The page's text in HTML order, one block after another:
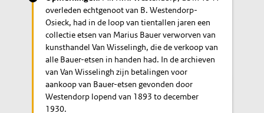
overleden echtgenoot van B. Westendorp-
Osieck, had in de loop van tientallen jaren een
collectie etsen van Marius Bauer verworven van
kunsthandel Van Wisselingh, die de verkoop van
alle Bauer-etsen in handen had. In de archieven
van Van Wisselingh zijn betalingen voor
aankoop van Bauer-etsen gevonden door
Westendorp lopend van 1893 to december
1930.